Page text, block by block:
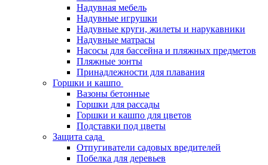
Надувная мебель
Надувные игрушки
Надувные круги, жилеты и нарукавники
Надувные матрасы
Насосы для бассейна и пляжных предметов
Пляжные зонты
Принадлежности для плавания
Горшки и кашпо
Вазоны бетонные
Горшки для рассады
Горшки и кашпо для цветов
Подставки под цветы
Защита сада
Отпугиватели садовых вредителей
Побелка для деревьев